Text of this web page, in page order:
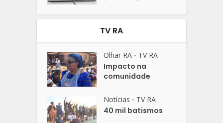
TV RA
Olhar RA • TV RA
Impacto na
comunidade
Notícias • TV RA
40 mil batismos